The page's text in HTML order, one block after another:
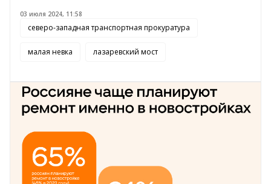
03 июля 2024, 11:58
северо-западная транспортная прокуратура
малая невка лазаревский мост